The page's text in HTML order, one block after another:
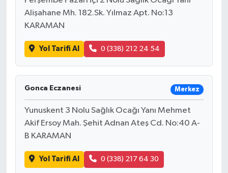
Alişahane Mh. 182.Sk. Yılmaz Apt. No:13
KARAMAN
Yol Tarifi Al 0 (338) 212 24 54
Gonca Eczanesi Merkez
Yunuskent 3 Nolu Sağlık Ocağı Yanı Mehmet
Akif Ersoy Mah. Şehit Adnan Ateş Cd. No:40 A-
B KARAMAN
Yol Tarifi Al 0 (338) 217 64 30